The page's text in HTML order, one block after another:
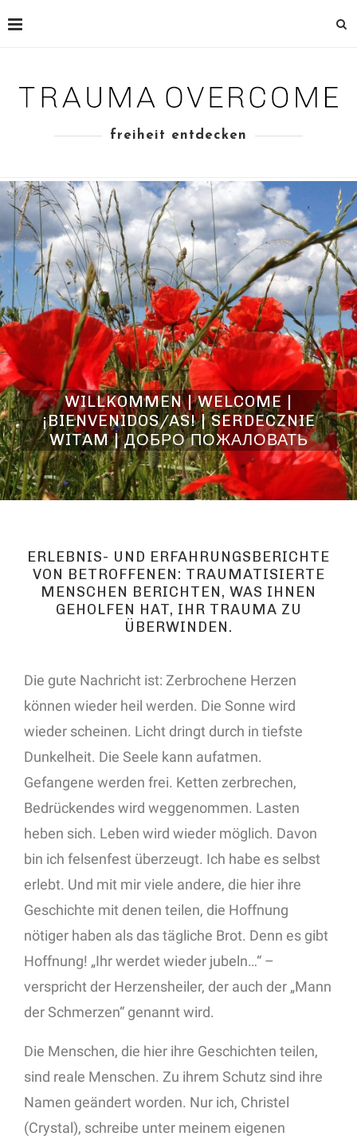
freiheit entdecken
WILLKOMMEN | WELCOME |
¡BIENVENIDOS/AS! | SERDECZNIE
WITAM | ДОБРО ПОЖАЛОВАТЬ
ERLEBNIS- UND ERFAHRUNGSBERICHTE
VON BETROFFENEN: TRAUMATISIERTE
MENSCHEN BERICHTEN, WAS IHNEN
GEHOLFEN HAT, IHR TRAUMA ZU
ÜBERWINDEN.
Die gute Nachricht ist: Zerbrochene Herzen
können wieder heil werden. Die Sonne wird
wieder scheinen. Licht dringt durch in tiefste
Dunkelheit. Die Seele kann aufatmen.
Gefangene werden frei. Ketten zerbrechen,
Bedrückendes wird weggenommen. Lasten
heben sich. Leben wird wieder möglich. Davon
bin ich felsenfest überzeugt. Ich habe es selbst
erlebt. Und mit mir viele andere, die hier ihre
Geschichte mit denen teilen, die Hoffnung
nötiger haben als das tägliche Brot. Denn es gibt
Hoffnung! „Ihr werdet wieder jubeln…“ –
verspricht der Herzensheiler, der auch der „Mann
der Schmerzen“ genannt wird.
Die Menschen, die hier ihre Geschichten teilen,
sind reale Menschen. Zu ihrem Schutz sind ihre
Namen geändert worden. Nur ich, Christel
(Crystal), schreibe unter meinem eigenen